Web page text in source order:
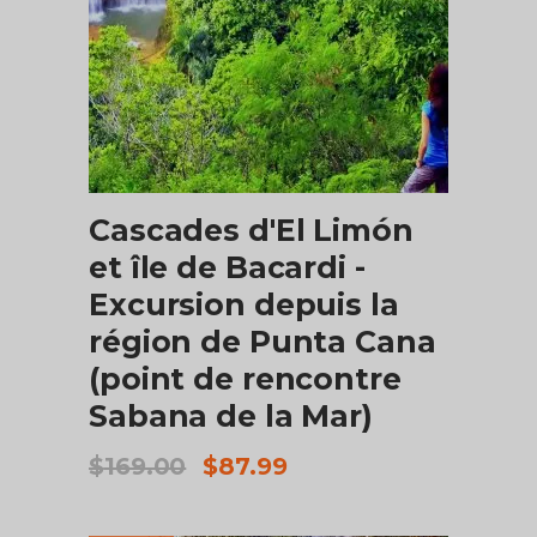
AJOUTER AU PANIER
Cascades d'El Limón
et île de Bacardi -
Excursion depuis la
région de Punta Cana
(point de rencontre
Sabana de la Mar)
$169.00
Le
$87.99Le